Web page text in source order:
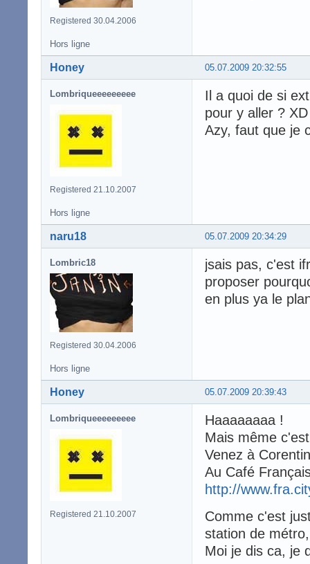
Registered 30.04.2006
Hors ligne
05.07.2009 20:32:55
Honey
Lombriqueeeeeeeee
Registered 21.10.2007
Il a quoi de si
pour y aller ? XD
Azy, faut que je
Hors ligne
05.07.2009 20:34:29
naru18
Lombric18
Registered 30.04.2006
jsais pas, c'est
proposer
en plus ya le
Hors ligne
05.07.2009 20:39:43
Honey
Lombriqueeeeeeeee
Registered 21.10.2007
Haaaaaaaa !
Mais même
Venez à
Au Café
http://
Comme c'est
station de
Moi je dis ca, je